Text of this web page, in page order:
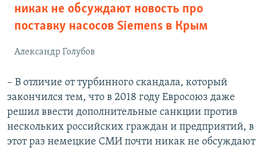
никак не обсуждают новость про
поставку насосов Siemens в Крым
Александр Голубов
– В отличие от турбинного скандала, который
закончился тем, что в 2018 году Евросоюз даже
решил ввести дополнительные санкции против
нескольких российских граждан и предприятий, в
этот раз немецкие СМИ почти никак не обсуждают